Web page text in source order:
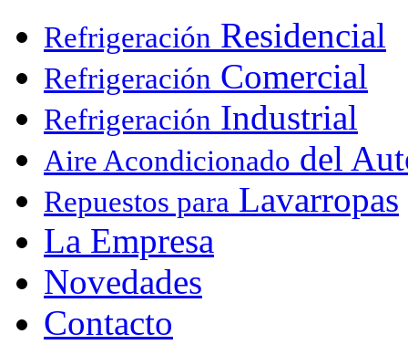
Refrigeración Residencial
Refrigeración Comercial
Refrigeración Industrial
Aire Acondicionado del
Repuestos para Lavarropas
La Empresa
Novedades
Contacto